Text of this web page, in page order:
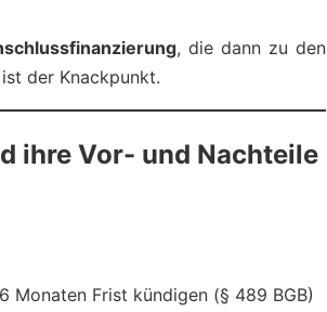
, die dann zu den
der Knackpunkt.
ihre Vor- und Nachteile
Monaten Frist kündigen (§ 489 BGB)